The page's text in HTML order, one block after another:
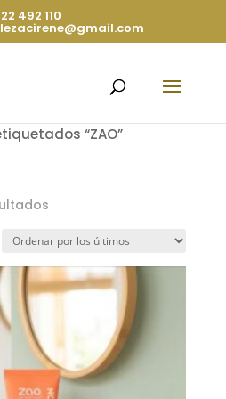
492 110
“ZAO”
Ordenado
los
últimos